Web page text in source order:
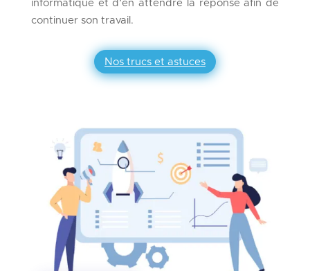
informatique et d’en attendre la réponse afin de
continuer son travail.
Nos trucs et astuces